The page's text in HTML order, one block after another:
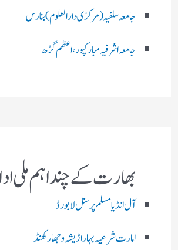
جامعہ سلفیہ(مرکزی دارالعلوم )بنارس
جامعہ اشرفیہ مبارکپور،اعظم گڑھ
بھارت کے چند اہم
آل انڈیا مسلم پرسنل لا بورڈ
امارت شرعیہ بہار اڑیشہ و جھارکھنڈ